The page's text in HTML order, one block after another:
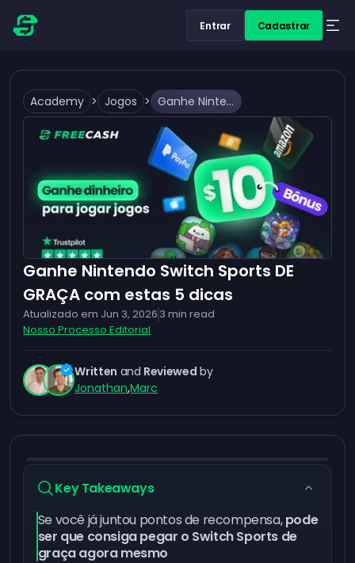
Entrar Cadastrar
Academy > Jogos > Ganhe Nintendo Switch Sports DE GRAÇA com estas 5 dicas
Ganhe Nintendo Switch Sports DE
GRAÇA com estas 5 dicas
Atualizado em Jun 3, 2026 3 min read
Nosso Processo Editorial
Written and Reviewed by
Jonathan,Marc
Key Takeaways
Se você já juntou pontos de recompensa,pode
ser que consiga pegar o Switch Sports de
graça agora mesmo